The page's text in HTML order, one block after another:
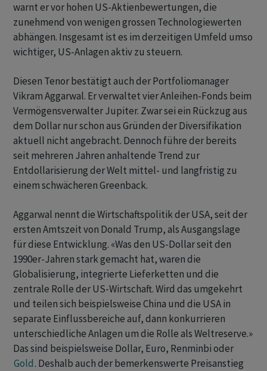
warnt er vor hohen US-Aktienbewertungen, die
zunehmend von wenigen grossen Technologiewerten
abhängen. Insgesamt ist es im derzeitigen Umfeld umso
wichtiger, US-Anlagen aktiv zu steuern.
Diesen Tenor bestätigt auch der Portfoliomanager
Vikram Aggarwal. Er verwaltet vier Anleihen-Fonds beim
Vermögensverwalter Jupiter. Zwar sei ein Rückzug aus
dem Dollar nur schon aus Gründen der Diversifikation
aktuell nicht angebracht. Dennoch führe der bereits
seit mehreren Jahren anhaltende Trend zur
Entdollarisierung der Welt mittel- und langfristig zu
einem schwächeren Greenback.
Aggarwal nennt die Wirtschaftspolitik der USA, seit der
ersten Amtszeit von Donald Trump, als Ausgangslage
für diese Entwicklung. «Was den US-Dollar seit den
1990er-Jahren stark gemacht hat, waren die
Globalisierung, integrierte Lieferketten und die
zentrale Rolle der US-Wirtschaft. Wird das umgekehrt
und teilen sich beispielsweise China und die USA in
separate Einflussbereiche auf, dann konkurrieren
unterschiedliche Anlagen um die Rolle als Weltreserve.»
Das sind beispielsweise Dollar, Euro, Renminbi oder
Gold. Deshalb auch der bemerkenswerte Preisanstieg